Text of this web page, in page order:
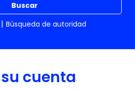
Buscar
Búsqueda de autoridad
cuenta